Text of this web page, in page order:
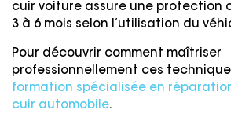
cuir voiture assure une protection
3 à 6 mois selon l’utilisation du
Pour découvrir comment maîtriser
professionnellement ces
formation spécialisée en
cuir automobile.